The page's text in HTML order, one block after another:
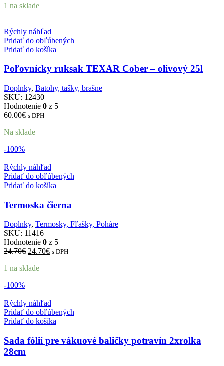
bola:
1 na sklade
Rýchly náhľad
Pridať do obľúbených
Pridať do košíka
Poľovnícky ruksak TEXAR Cober – olivový 25l
Doplnky, Batohy, tašky, brašne
SKU: 12430
Hodnotenie 0 z 5
60.00€ s DPH
Na sklade
-100%
Rýchly náhľad
Pridať do obľúbených
Pridať do košíka
Termoska čierna
Doplnky, Termosky, Fľašky, Poháre
SKU: 11416
Hodnotenie 0 z 5
24.70€ Pôvodná
bola:
24.70€Aktuálna
s DPH
1 na sklade
-100%
Rýchly náhľad
Pridať do obľúbených
Pridať do košíka
Sada fólií pre vákuové baličky potravín 2xrolka
28cm